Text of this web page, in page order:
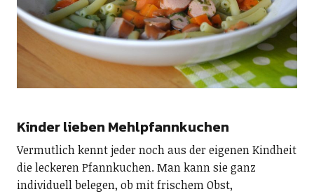
Kinder lieben Mehlpfannkuchen
Vermutlich kennt jeder noch aus der eigenen Kindheit
die leckeren Pfannkuchen. Man kann sie ganz
individuell belegen, ob mit frischem Obst,